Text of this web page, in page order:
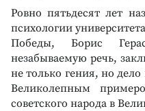
Ровно пятьдесят лет
психологии
Победы, Борис
незабываемую речь,
не только гения, но
Великолепным
советского народа в